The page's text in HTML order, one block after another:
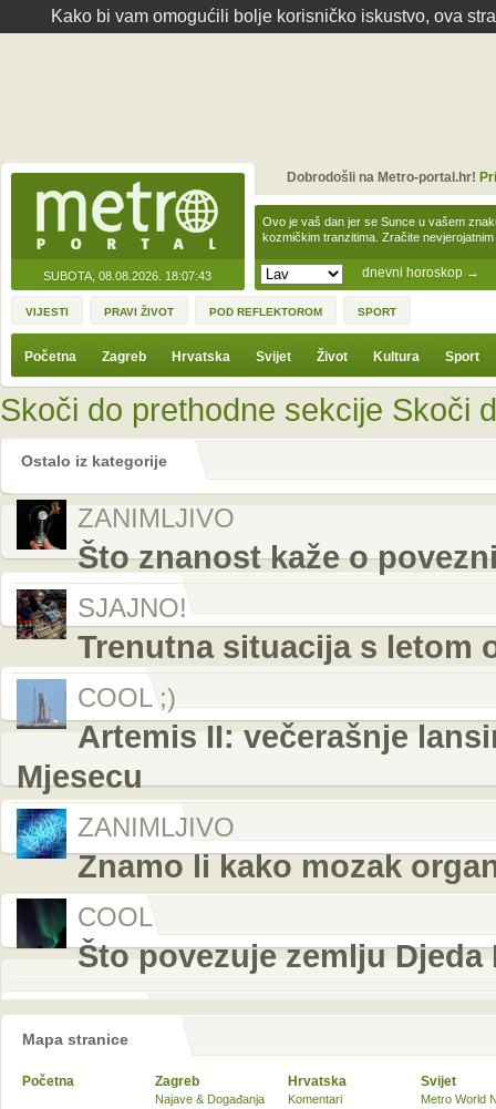
Kako bi vam omogućili bolje korisničko iskustvo, ova
SUBOTA, 08.08.2026. 18:07:43 dnevni horoskop →
Ovo je vaš dan jer se Sunce u vašem
kozmičkim tranzitima. Zračite
Dobrodošli na Metro-portal.hr!
VIJESTI PRAVI ŽIVOT POD REFLEKTOROM SPORT
Početna Zagreb Hrvatska Svijet Život Kultura Sport
Skoči do prethodne sekcije Skoči
Ostalo iz kategorije
ZANIMLJIVO
Što znanost kaže o
SJAJNO!
Trenutna situacija s letom
COOL ;)
Artemis II: večerašnje
Mjesecu
ZANIMLJIVO
Znamo li kako mozak
COOL
Što povezuje zemlju
Mapa stranice
Početna Zagreb
Najave & Događanja
Hrvatska
Komentari
Svijet
Metro World